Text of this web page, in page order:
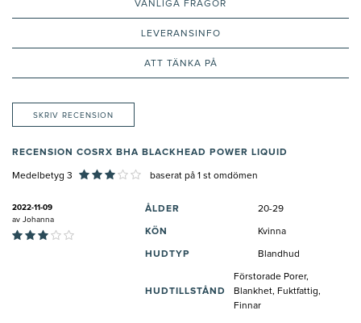
VANLIGA FRÅGOR
LEVERANSINFO
ATT TÄNKA PÅ
SKRIV RECENSION
RECENSION COSRX BHA BLACKHEAD POWER LIQUID
Medelbetyg 3 baserat på 1 st omdömen
2022-11-09
av Johanna
ÅLDER 20-29
KÖN Kvinna
HUDTYP Blandhud
HUDTILLSTÅND
Förstorade Porer,
Blankhet, Fuktfattig,
Finnar